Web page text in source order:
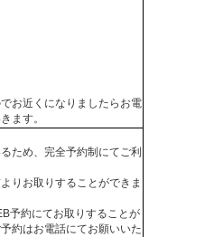
お近くになりましたらお電
ます。
ため、完全予約制にてご利
りお取りすることができま
予約にてお取りすることが
約はお電話にてお願いいた